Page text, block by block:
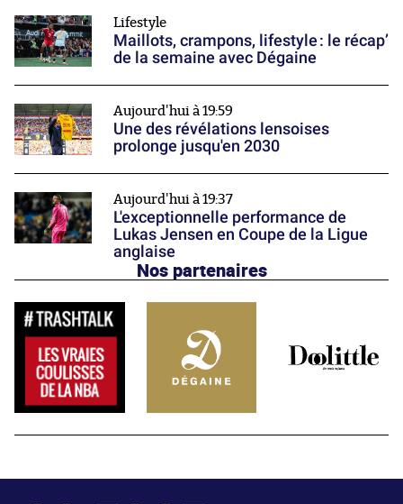
Lifestyle
Maillots, crampons, lifestyle : le récap’
de la semaine avec Dégaine
Aujourd'hui à 19:59
Une des révélations lensoises
prolonge jusqu'en 2030
Aujourd'hui à 19:37
L'exceptionnelle performance de
Lukas Jensen en Coupe de la Ligue
anglaise
Nos partenaires